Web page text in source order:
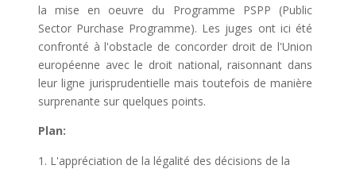
la mise en oeuvre du Programme PSPP (Public
Sector Purchase Programme). Les juges ont ici été
confronté à l'obstacle de concorder droit de l'Union
européenne avec le droit national, raisonnant dans
leur ligne jurisprudentielle mais toutefois de manière
surprenante sur quelques points.
Plan:
L'appréciation de la légalité des décisions de la